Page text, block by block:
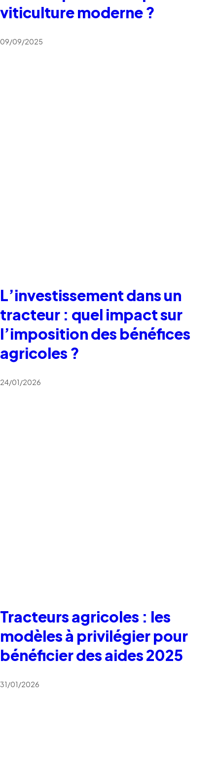
viticulture moderne ?
09/09/2025
L’investissement dans un
tracteur : quel impact sur
l’imposition des bénéfices
agricoles ?
24/01/2026
Tracteurs agricoles : les
modèles à privilégier pour
bénéficier des aides 2025
31/01/2026